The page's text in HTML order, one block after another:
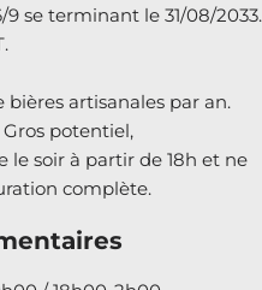
se terminant le 31/08/2033.
bières artisanales par an.
potentiel,
le soir à partir de 18h et ne
complète.